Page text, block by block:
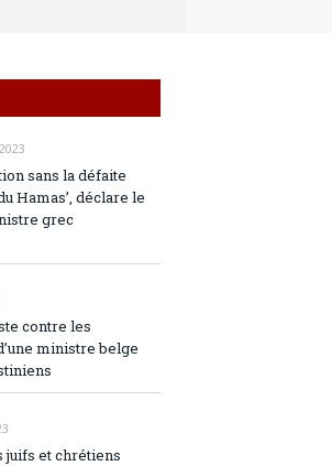
sans la défaite
Hamas’, déclare le
grec
contre les
ministre belge
juifs et chrétiens